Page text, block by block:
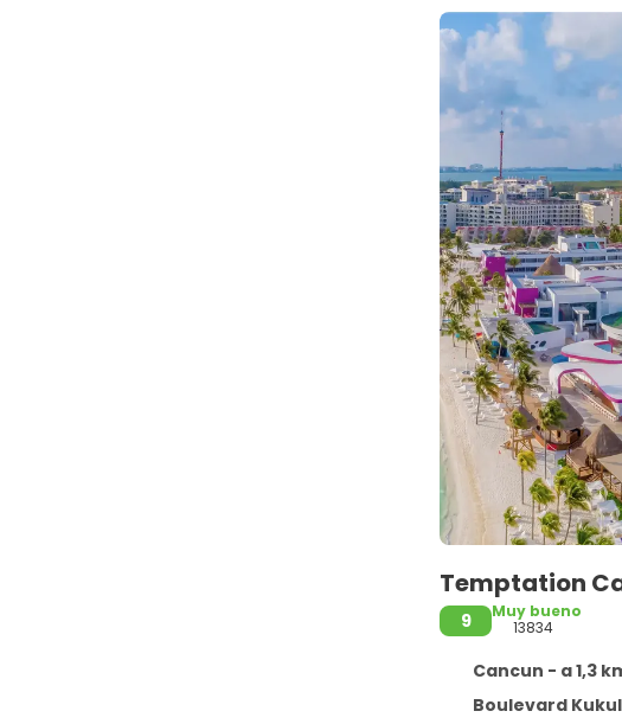
Temptation
9
Muy bueno
13834
Cancun - a 1,3
Boulevard Kukulcan Km